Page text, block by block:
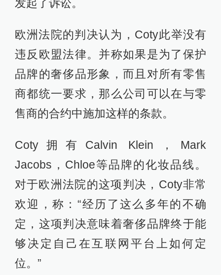
发起了诉讼。
欧洲法院的判决认为，Coty此举没有
违反欧盟法律。并称如果是为了保护
品牌的奢侈品形象，而且对所有零售
商都统一要求，那么公司可以在与零
售商的合约中施加这样的条款。
Coty拥有Calvin Klein，Mark
Jacobs，Chloe等品牌的化妆品线。
对于欧洲法院的这项判决，Coty非常
欢迎，称：“经历了这么多年的不确
定，这项判决意味着奢侈品牌终于能
够决定自己在互联网平台上如何定
位。”